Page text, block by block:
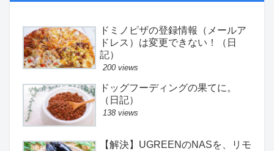
ドミノピザの登録情報（メールア
ドレス）は変更できない！（日
記）
200 views
ドッグフーディングの果てに。
（日記）
138 views
【解決】UGREENのNASを、リモ